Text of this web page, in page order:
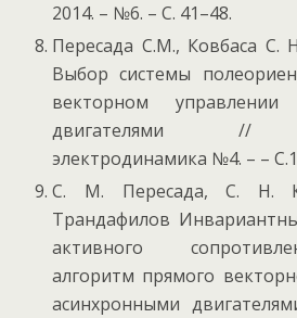
2014. – №6. – С. 41–48.
Пересада С.М., Ковбаса С.
Выбор системы
векторном управлении
двигателями //
электродинамика №4. – –
С. М. Пересада, С. Н.
Трандафилов
активного
алгоритм прямого
асинхронными